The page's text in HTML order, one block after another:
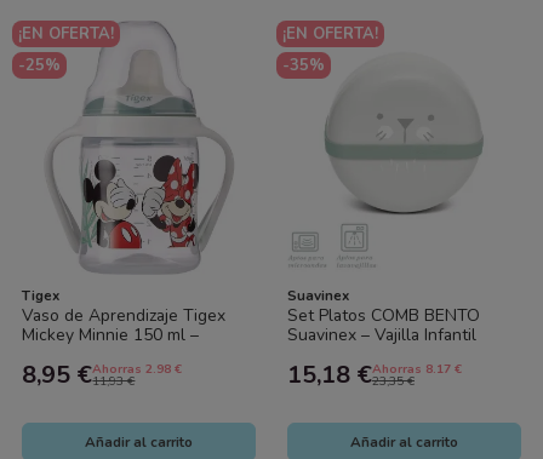
¡EN OFERTA!
-25%
Tigex
Vaso de Aprendizaje Tigex
Mickey Minnie 150 ml –
Antiderrames
8,95 €Ahorras 2.98 €
11,93 €
Añadir al carrito
¡EN OFERTA!
-35%
Suavinex
Set Platos COMB BENTO
Suavinex – Vajilla Infantil
15,18 €Ahorras 8.17 €
23,35 €
Añadir al carrito